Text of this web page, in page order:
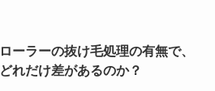
ローラーの抜け毛処理の有無で、
どれだけ差があるのか？